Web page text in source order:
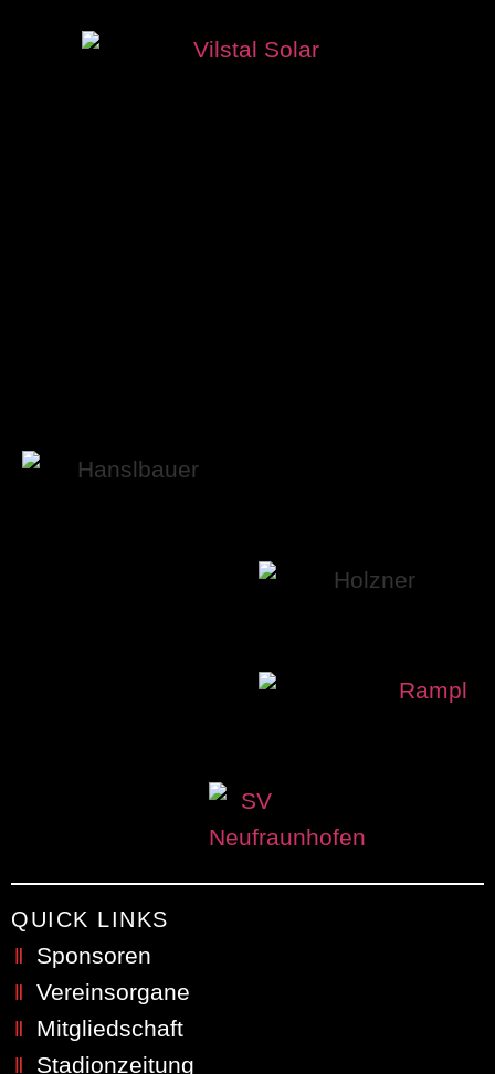
QUICK LINKS
Sponsoren
Vereinsorgane
Mitgliedschaft
Stadionzeitung